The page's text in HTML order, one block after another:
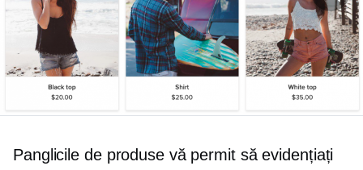
Panglicile de produse vă permit să evidențiați